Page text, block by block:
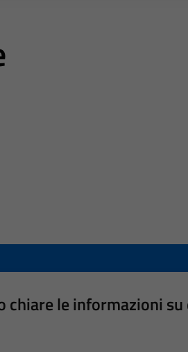
chiare le informazioni